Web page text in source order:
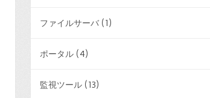
ファイルサーバ(1)
ポータル (4)
監視ツール (13)